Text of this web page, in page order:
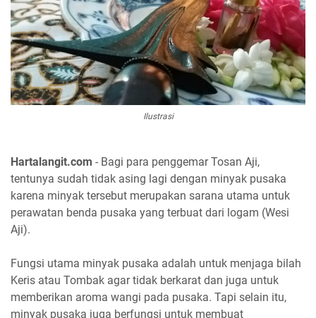
Ilustrasi
Hartalangit.com - Bagi para penggemar Tosan Aji,
tentunya sudah tidak asing lagi dengan minyak pusaka
karena minyak tersebut merupakan sarana utama untuk
perawatan benda pusaka yang terbuat dari logam (Wesi
Aji).
Fungsi utama minyak pusaka adalah untuk menjaga bilah
Keris atau Tombak agar tidak berkarat dan juga untuk
memberikan aroma wangi pada pusaka. Tapi selain itu,
minyak pusaka juga berfungsi untuk membuat